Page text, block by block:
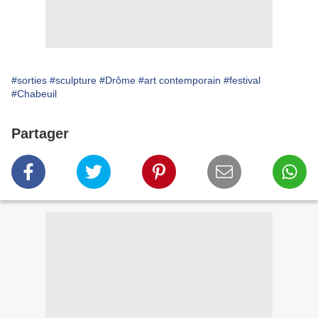
#sorties #sculpture #Drôme #art contemporain #festival
#Chabeuil
Partager